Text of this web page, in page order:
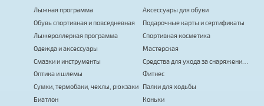
Лыжная программа
Обувь спортивная и повседневная
Лыжероллерная программа
Одежда и аксессуары
Смазки и инструменты
Оптика и шлемы
Сумки, термобаки, чехлы, рюкзаки
Биатлон
Аксессуары для обуви
Подарочные карты и сертификаты
Спортивная косметика
Мастерская
Средства для ухода за снаряжением
Фитнес
Палки для ходьбы
Коньки